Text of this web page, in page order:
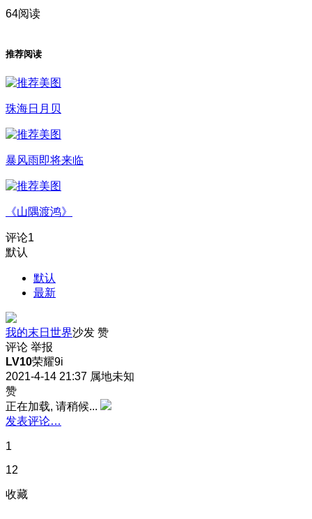
64阅读
推荐阅读
珠海日月贝
暴风雨即将来临
《山隅渡鸿》
评论1
默认
默认
最新
我的末日世界沙发 赞
评论 举报
LV10荣耀9i
2021-4-14 21:37 属地未知
赞
正在加载, 请稍候...
发表评论…
1
12
收藏